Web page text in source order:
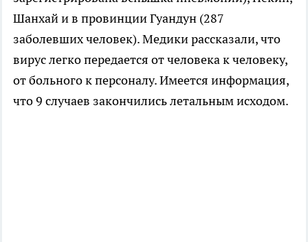
Шанхай и в провинции Гуандун (287
заболевших человек). Медики рассказали, что
вирус легко передается от человека к человеку,
от больного к персоналу. Имеется информация,
что 9 случаев закончились летальным исходом.